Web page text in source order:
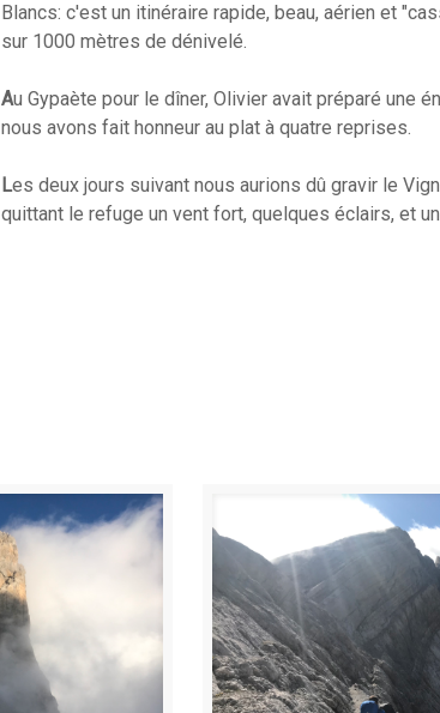
Blancs: c'est un itinéraire rapide, beau, aérien et
sur 1000 mètres de dénivelé.
Au Gypaète pour le dîner, Olivier avait préparé une
nous avons fait honneur au plat à quatre reprises.
Les deux jours suivant nous aurions dû gravir le
quittant le refuge un vent fort, quelques éclairs, et